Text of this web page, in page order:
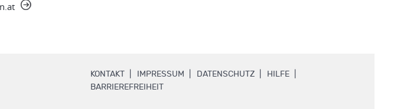
KONTAKT IMPRESSUM DATENSCHUTZ HILFE
BARRIEREFREIHEIT .